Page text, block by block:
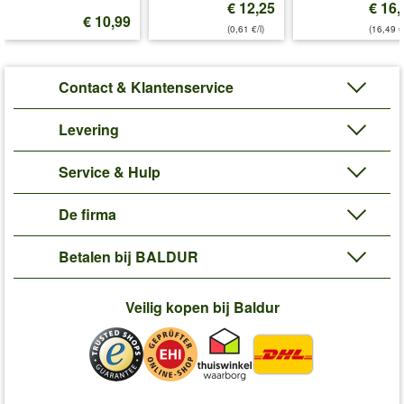
€ 10,99
€ 12,25
(0,61 €/l)
€
(16,49
Contact & Klantenservice
Levering
Service & Hulp
De firma
Betalen bij BALDUR
Veilig kopen bij Baldur